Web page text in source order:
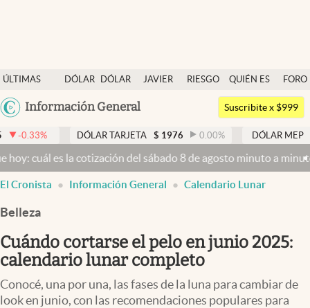
ÚLTIMAS
NOTICIAS
DÓLAR
DÓLAR
JAVIER
RIESGO
QUIÉN ES
QUIÉN
FORO
Argentina
México
Colombia
Información General
Dólar
Members
Economía y Política
Finanzas y Mercados
Mercados Online
Negocios
Columnistas
Otras secciones
Apertura
Suscribite x $999
DÓLAR TARJETA $ 1976 0.00 % DÓLAR MEP 1526,03
cotización del sábado 8 de agosto minuto a minutoDólar hoy y
El Cronista Información General Calendario Lunar
Belleza
Cuándo cortarse el pelo en junio 2025:
calendario lunar completo
Conocé, una por una, las fases de la luna para cambiar de
look en junio, con las recomendaciones populares para